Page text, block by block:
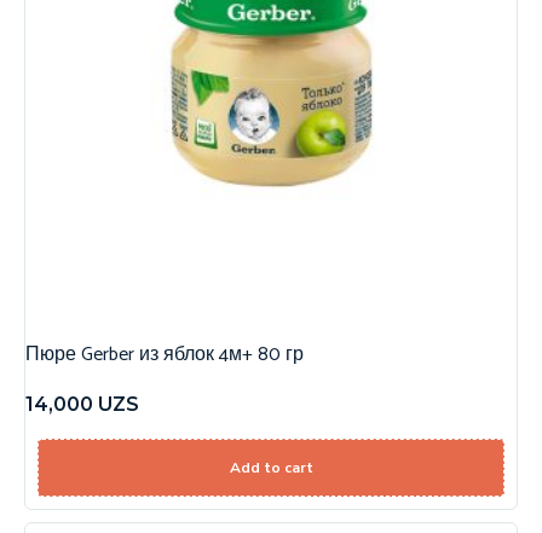
Пюре Gerber из яблок 4м+ 80 гр
14,000 UZS
Add to cart